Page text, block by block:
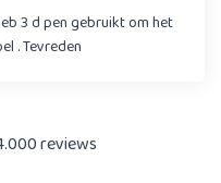
3 d pen gebruikt om het
. Tevreden
reviews